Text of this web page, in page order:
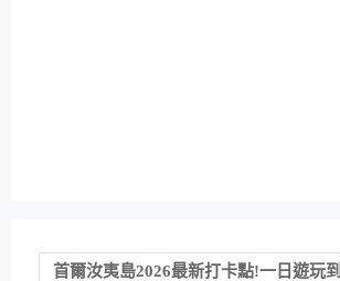
首爾汝夷島2026最新打卡點!一日遊玩到